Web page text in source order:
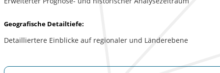
Geografische Detailtiefe:
Detailliertere Einblicke auf regionaler und Länderebene